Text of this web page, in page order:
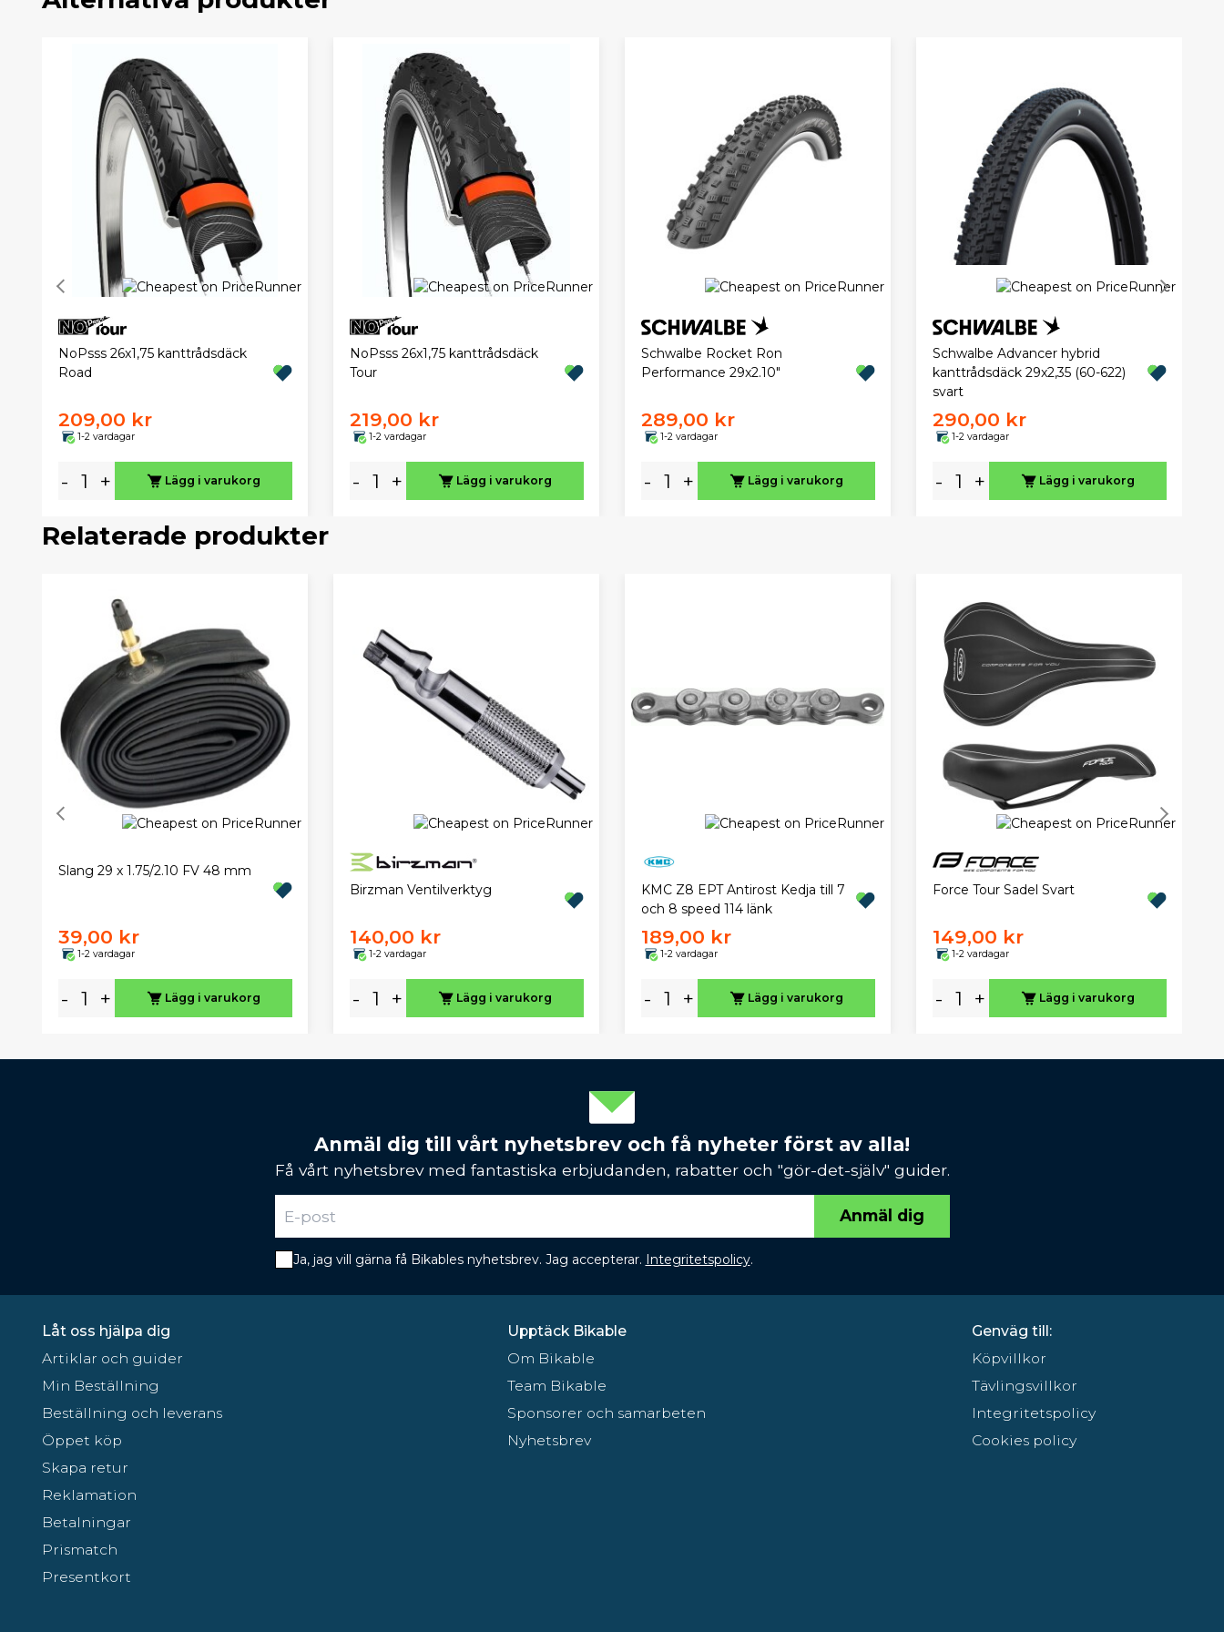
NoPsss 26x1,75 kanttrådsdäck
Road
209,00 kr
1-2 vardagar
- + Lägg i varukorg
NoPsss 26x1,75 kanttrådsdäck
Tour
219,00 kr
1-2 vardagar
- + Lägg i varukorg
Schwalbe Rocket Ron
Performance 29x2.10"
289,00 kr
1-2 vardagar
- + Lägg i varukorg
Schwalbe Advancer hybrid
kanttrådsdäck 29x2,35 (60-622)
svart
290,00 kr
1-2 vardagar
- + Lägg i varukorg
Relaterade produkter
Slang 29 x 1.75/2.10 FV 48 mm
39,00 kr
1-2 vardagar
- + Lägg i varukorg
Birzman Ventilverktyg
140,00 kr
1-2 vardagar
- + Lägg i varukorg
KMC Z8 EPT Antirost Kedja till 7
och 8 speed 114 länk
189,00 kr
1-2 vardagar
- + Lägg i varukorg
Force Tour Sadel Svart
149,00 kr
1-2 vardagar
- + Lägg i varukorg
Anmäl dig till vårt nyhetsbrev och få nyheter först av alla!
Få vårt nyhetsbrev med fantastiska erbjudanden, rabatter och "gör-det-själv" guider.
Anmäl dig
Ja, jag vill gärna få Bikables nyhetsbrev. Jag accepterar. Integritetspolicy.
Låt oss hjälpa dig
Artiklar och guider
Min Beställning
Beställning och leverans
Öppet köp
Skapa retur
Reklamation
Betalningar
Prismatch
Presentkort
Upptäck Bikable
Om Bikable
Team Bikable
Sponsorer och samarbeten
Nyhetsbrev
Genväg till:
Köpvillkor
Tävlingsvillkor
Integritetspolicy
Cookies policy